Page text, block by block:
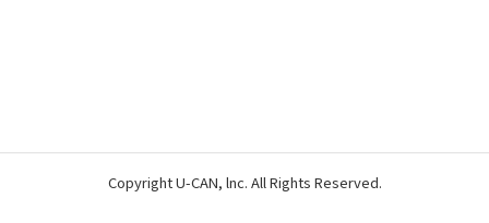
Copyright U-CAN, lnc. All Rights Reserved.